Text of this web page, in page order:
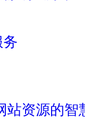
务
站资源的智